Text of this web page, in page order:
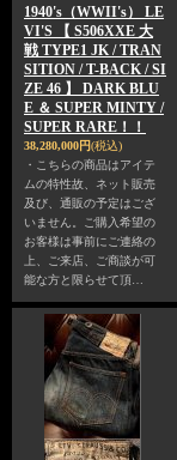
1940's（WWII's） LE
VI'S 【 S506XXE 大
戦 TYPE1 JK / TRAN
SITION / T-BACK / SI
ZE 46 】 DARK BLU
E ＆ SUPER MINTY /
SUPER RARE！！
38,280,000円(税込)
・こちらの商品はアイテ
ムの特性故、ネット販売
及び、通販の予定はござ
いません。ご購入希望の
お客様は事前にご連絡の
上、ご来店、ご商談が可
能な方と限らせて頂…